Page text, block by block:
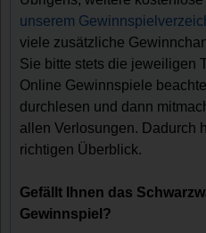
unserem
viele zusätzliche
Sie bitte stets die jeweiligen
Online Gewinnspiele
durchlesen und dann
allen Verlosungen. Dadurch
richtigen Überblick.
Gefällt Ihnen das
Gewinnspiel?